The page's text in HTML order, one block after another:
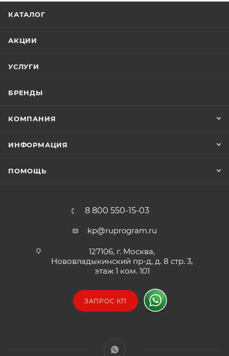
документа не требуют его предварительной
Интегрированные функции поиска всех PDF-
Перетаскивание файлов напрямую в интерфейс
одновременно (пакетные операции).
Полная совместимость с Windows 7.
процессы документооборота.
BASIC, VB.NET и др.
КАТАЛОГ
АКЦИИ
УСЛУГИ
БРЕНДЫ
КОМПАНИЯ
ИНФОРМАЦИЯ
ПОМОЩЬ
8 800 550-15-03
kp@ruprogram.ru
127106, г. Москва,
Нововладыкинский пр-д, д. 8 стр. 3,
этаж 1 ком. 101
ЗАПРОС КП